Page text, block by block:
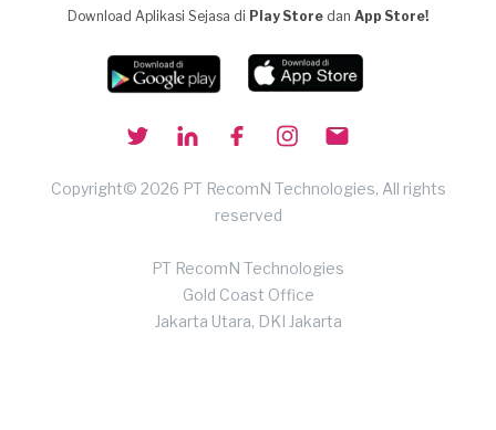
Download Aplikasi Sejasa di Play Store dan App Store!
Copyright© 2026 PT RecomN Technologies, All rights
reserved
PT RecomN Technologies
Gold Coast Office
Jakarta Utara, DKI Jakarta